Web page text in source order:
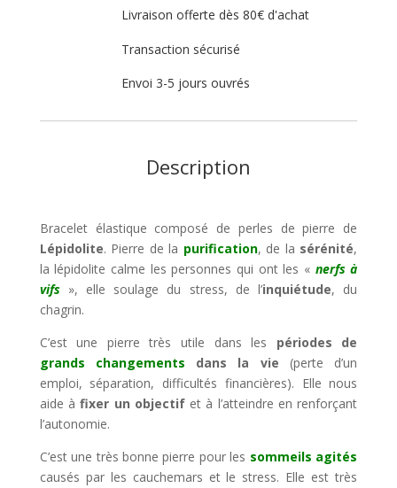
Livraison offerte dès 80€ d'achat
Transaction sécurisé
Envoi 3-5 jours ouvrés
Description
Bracelet élastique composé de perles de pierre de
Lépidolite. Pierre de la purification, de la sérénité,
la lépidolite calme les personnes qui ont les « nerfs à
vifs», elle soulage du stress, de l’inquiétude, du
chagrin.
C’est une pierre très utile dans les périodes de
grands changements dans la vie (perte d’un
emploi, séparation, difficultés financières). Elle nous
aide àfixer un objectifet à l’atteindre en renforçant
l’autonomie.
C’est une très bonne pierre pour les sommeils agités
causés par les cauchemars et le stress. Elle est très